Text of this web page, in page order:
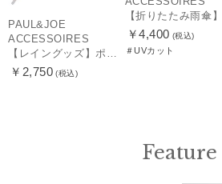
PAUL&JOE
ACCESSOIRES
【レイングッズ】ポール & ジョー (PAUL & JOE ACCESSOIRES) ドット ヌネット 猫 傘袋 【公式ムーンバット】 撥水 吸水 折りたたみ傘 長傘 長短タイプ 兼用
￥2,750 (税込)
￥4,400 (税込)
＃UVカット
Feature